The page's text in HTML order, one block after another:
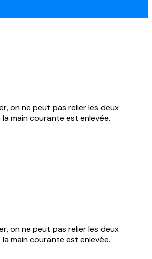
on ne peut pas relier les deux
main courante est enlevée.
on ne peut pas relier les deux
main courante est enlevée.